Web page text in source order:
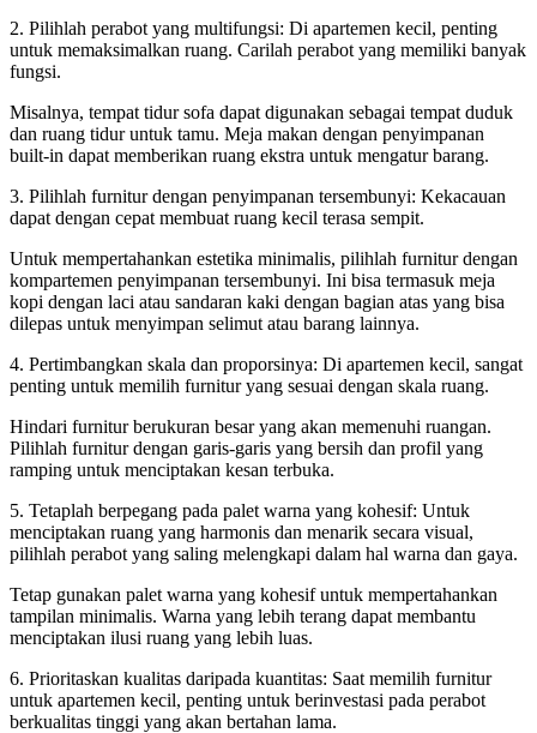
2. Pilihlah perabot yang multifungsi: Di apartemen kecil, penting
untuk memaksimalkan ruang. Carilah perabot yang memiliki banyak
fungsi.
Misalnya, tempat tidur sofa dapat digunakan sebagai tempat duduk
dan ruang tidur untuk tamu. Meja makan dengan penyimpanan
built-in dapat memberikan ruang ekstra untuk mengatur barang.
3. Pilihlah furnitur dengan penyimpanan tersembunyi: Kekacauan
dapat dengan cepat membuat ruang kecil terasa sempit.
Untuk mempertahankan estetika minimalis, pilihlah furnitur dengan
kompartemen penyimpanan tersembunyi. Ini bisa termasuk meja
kopi dengan laci atau sandaran kaki dengan bagian atas yang bisa
dilepas untuk menyimpan selimut atau barang lainnya.
4. Pertimbangkan skala dan proporsinya: Di apartemen kecil, sangat
penting untuk memilih furnitur yang sesuai dengan skala ruang.
Hindari furnitur berukuran besar yang akan memenuhi ruangan.
Pilihlah furnitur dengan garis-garis yang bersih dan profil yang
ramping untuk menciptakan kesan terbuka.
5. Tetaplah berpegang pada palet warna yang kohesif: Untuk
menciptakan ruang yang harmonis dan menarik secara visual,
pilihlah perabot yang saling melengkapi dalam hal warna dan gaya.
Tetap gunakan palet warna yang kohesif untuk mempertahankan
tampilan minimalis. Warna yang lebih terang dapat membantu
menciptakan ilusi ruang yang lebih luas.
6. Prioritaskan kualitas daripada kuantitas: Saat memilih furnitur
untuk apartemen kecil, penting untuk berinvestasi pada perabot
berkualitas tinggi yang akan bertahan lama.